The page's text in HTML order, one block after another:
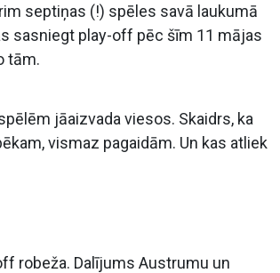
septiņas (!) spēles savā laukumā
sasniegt play-off pēc šīm 11 mājas
tām.
jāaizvada viesos. Skaidrs, ka
vismaz pagaidām. Un kas atliek
robeža. Dalījums Austrumu un